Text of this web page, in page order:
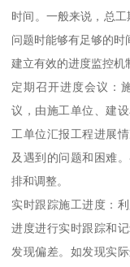
时间。一般来说，总
问题时能够有足够的时
建立有效的进度监控机
定期召开进度会议：
议，由施工单位、建
工单位汇报工程进展
及遇到的问题和困难
排和调整。
实时跟踪施工进度：
进度进行实时跟踪和
发现偏差。如发现实